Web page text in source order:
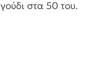
στα 50 του.